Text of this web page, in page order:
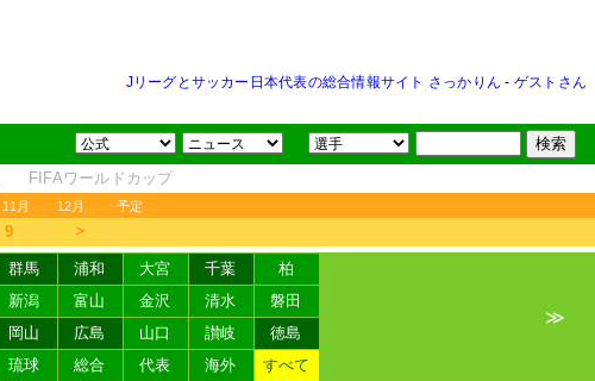
Jリーグとサッカー日本代表の総合情報サイト さっかりん - ゲストさん
FIFAワールドカップ
11月 12月 予定
9 ＞
群馬 浦和 大宮 千葉
柏
新潟 富山 金沢 清水
磐田
岡山 広島 山口 讃岐
徳島
琉球 総合 代表 海外 すべて
≫